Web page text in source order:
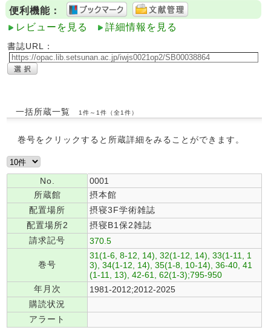
便利機能：
レビューを見る
詳細情報を見る
書誌URL：
一括所蔵一覧 1件～1件（全1件）
巻号をクリックすると所蔵詳細をみることができます。
No.
0001
所蔵館
摂本館
配置場所
摂寝3F学術雑誌
配置場所2
摂寝B1保2雑誌
請求記号
370.5
巻号
31(1-6, 8-12, 14), 32(1-12, 14), 33(1-11, 1
3), 34(1-12, 14), 35(1-8, 10-14), 36-40, 41
(1-11, 13), 42-61, 62(1-3);795-950
年月次
1981-2012;2012-2025
購読状況
アラート